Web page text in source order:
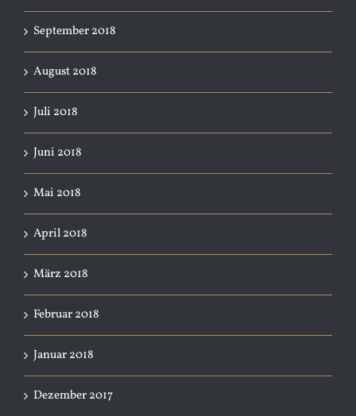
September 2018
August 2018
Juli 2018
Juni 2018
Mai 2018
April 2018
März 2018
Februar 2018
Januar 2018
Dezember 2017